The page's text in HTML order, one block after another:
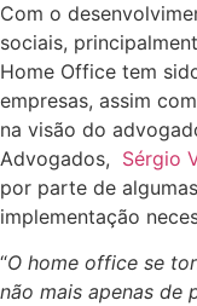
Com o
sociais,
Home Office tem
empresas, assim
na visão do
Advogados, Sérgio
por parte de
implementação
“O home office se
não mais apenas de